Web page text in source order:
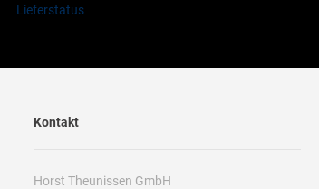
Lieferstatus
Kontakt
Horst Theunissen GmbH